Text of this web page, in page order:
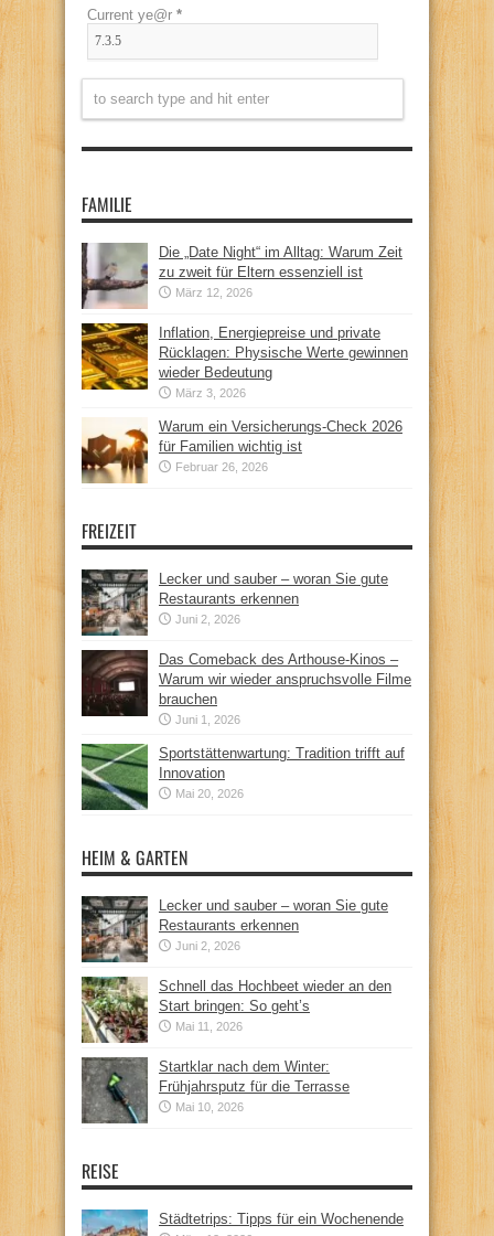
Current ye@r *
FAMILIE
Die „Date Night“ im Alltag: Warum Zeit
zu zweit für Eltern essenziell ist
März 12, 2026
Inflation, Energiepreise und private
Rücklagen: Physische Werte gewinnen
wieder Bedeutung
März 3, 2026
Warum ein Versicherungs-Check 2026
für Familien wichtig ist
Februar 26, 2026
FREIZEIT
Lecker und sauber – woran Sie gute
Restaurants erkennen
Juni 2, 2026
Das Comeback des Arthouse-Kinos –
Warum wir wieder anspruchsvolle Filme
brauchen
Juni 1, 2026
Sportstättenwartung: Tradition trifft auf
Innovation
Mai 20, 2026
HEIM & GARTEN
Lecker und sauber – woran Sie gute
Restaurants erkennen
Juni 2, 2026
Schnell das Hochbeet wieder an den
Start bringen: So geht’s
Mai 11, 2026
Startklar nach dem Winter:
Frühjahrsputz für die Terrasse
Mai 10, 2026
REISE
Städtetrips: Tipps für ein Wochenende